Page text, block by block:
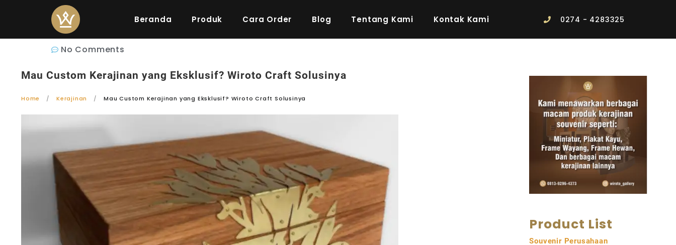
Beranda Produk Cara Order Blog Tentang Kami Kontak Kami 0274 - 4283325
No Comments
Mau Custom Kerajinan yang Eksklusif? Wiroto Craft Solusinya
Home Kerajinan Mau Custom Kerajinan yang Eksklusif? Wiroto Craft Solusinya
Product List
Souvenir Perusahaan